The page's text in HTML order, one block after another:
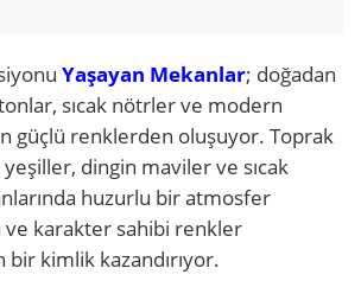
Yaşayan Mekanlar; doğadan
sıcak nötrler ve modern
güçlü renklerden oluşuyor. Toprak
dingin maviler ve sıcak
huzurlu bir atmosfer
ve karakter sahibi renkler
kimlik kazandırıyor.